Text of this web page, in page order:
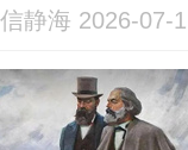
静海 2026-07-